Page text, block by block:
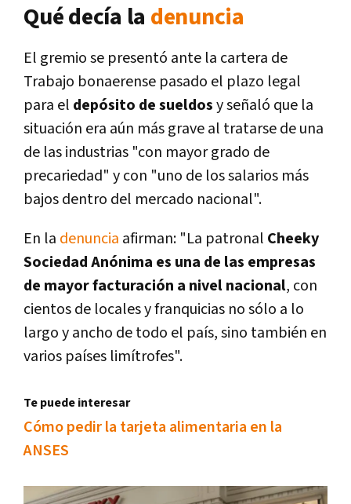
Qué decía la denuncia
El gremio se presentó ante la cartera de
Trabajo bonaerense pasado el plazo legal
para el depósito de sueldosy señaló que la
situación era aún más grave al tratarse de una
de las industrias "con mayor grado de
precariedad" y con "uno de los salarios más
bajos dentro del mercado nacional".
En la denuncia afirman: "La patronal Cheeky
Sociedad Anónima es una de las empresas
de mayor facturación a nivel nacional, con
cientos de locales y franquicias no sólo a lo
largo y ancho de todo el país, sino también en
varios países limítrofes".
Te puede interesar
Cómo pedir la tarjeta alimentaria en la
ANSES